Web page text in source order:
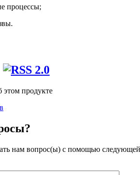
процессы;
этом продукте
нам вопрос(ы) с помощью